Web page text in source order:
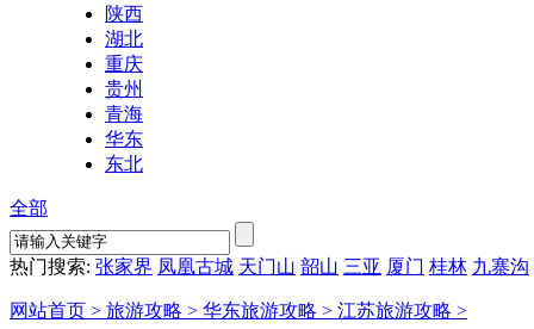
陕西
湖北
重庆
贵州
青海
华东
东北
全部
热门搜索: 张家界 凤凰古城 天门山 韶山 三亚 厦门 桂林 九寨沟
网站首页 > 旅游攻略 > 华东旅游攻略 > 江苏旅游攻略 >